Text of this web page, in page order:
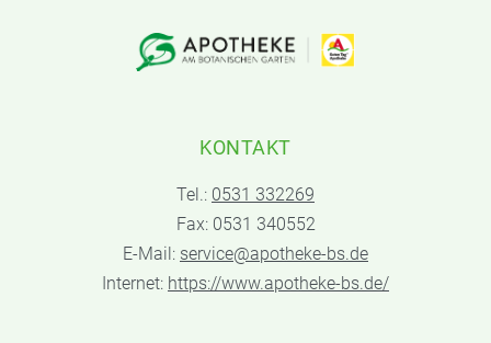
KONTAKT
Tel.: 0531 332269
Fax: 0531 340552
E-Mail: service@apotheke-bs.de
Internet: https://www.apotheke-bs.de/